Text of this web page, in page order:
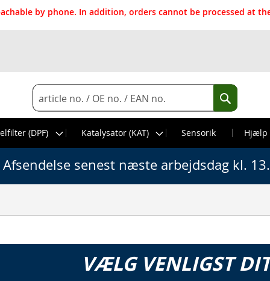
by phone. In addition, orders cannot be processed at
Search
Search
(DPF)
Katalysator (KAT) Sensorik Hjælp
Afsendelse senest næste arbejdsdag kl.
VÆLG VENLIGST